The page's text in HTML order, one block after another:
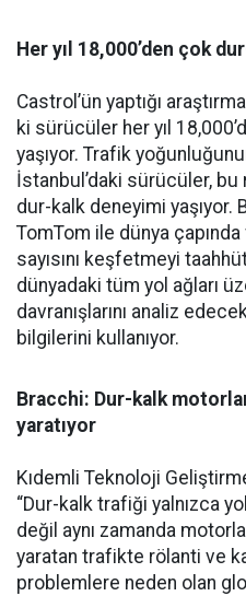
Her yıl 18,000’den çok
Castrol’ün yaptığı
ki sürücüler her yıl
yaşıyor. Trafik
İstanbul’daki sürücüler,
dur-kalk deneyimi yaşıyor.
TomTom ile dünya
sayısını keşfetmeyi
dünyadaki tüm yol ağları
davranışlarını analiz
bilgilerini kullanıyor.
Bracchi: Dur-kalk
yaratıyor
Kıdemli Teknoloji
“Dur-kalk trafiği yalnızca
değil aynı zamanda
yaratan trafikte rölanti ve
problemlere neden olan